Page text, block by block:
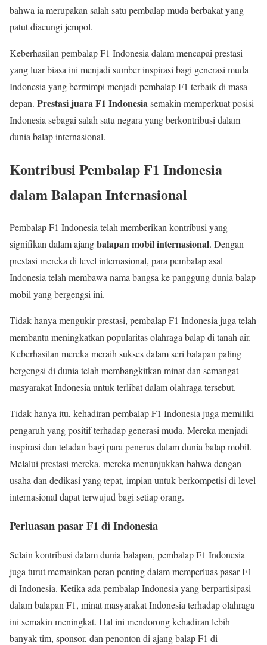
bahwa ia merupakan salah satu pembalap muda berbakat yang
patut diacungi jempol.
Keberhasilan pembalap F1 Indonesia dalam mencapai prestasi
yang luar biasa ini menjadi sumber inspirasi bagi generasi muda
Indonesia yang bermimpi menjadi pembalap F1 terbaik di masa
depan. Prestasi juara F1 Indonesiasemakin memperkuat posisi
Indonesia sebagai salah satu negara yang berkontribusi dalam
dunia balap internasional.
Kontribusi Pembalap F1 Indonesia
dalam Balapan Internasional
Pembalap F1 Indonesia telah memberikan kontribusi yang
signifikan dalam ajangbalapan mobil internasional. Dengan
prestasi mereka di level internasional, para pembalap asal
Indonesia telah membawa nama bangsa ke panggung dunia balap
mobil yang bergengsi ini.
Tidak hanya mengukir prestasi, pembalap F1 Indonesia juga telah
membantu meningkatkan popularitas olahraga balap di tanah air.
Keberhasilan mereka meraih sukses dalam seri balapan paling
bergengsi di dunia telah membangkitkan minat dan semangat
masyarakat Indonesia untuk terlibat dalam olahraga tersebut.
Tidak hanya itu, kehadiran pembalap F1 Indonesia juga memiliki
pengaruh yang positif terhadap generasi muda. Mereka menjadi
inspirasi dan teladan bagi para penerus dalam dunia balap mobil.
Melalui prestasi mereka, mereka menunjukkan bahwa dengan
usaha dan dedikasi yang tepat, impian untuk berkompetisi di level
internasional dapat terwujud bagi setiap orang.
Perluasan pasar F1 di Indonesia
Selain kontribusi dalam dunia balapan, pembalap F1 Indonesia
juga turut memainkan peran penting dalam memperluas pasar F1
di Indonesia. Ketika ada pembalap Indonesia yang berpartisipasi
dalam balapan F1, minat masyarakat Indonesia terhadap olahraga
ini semakin meningkat. Hal ini mendorong kehadiran lebih
banyak tim, sponsor, dan penonton di ajang balap F1 di